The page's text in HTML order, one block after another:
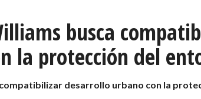
busca
la protección del
desarrollo urbano con la